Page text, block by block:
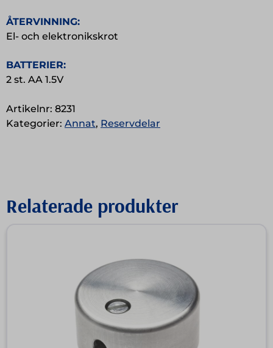
ÅTERVINNING:
El- och elektronikskrot
BATTERIER:
2 st. AA 1.5V
Artikelnr: 8231
Kategorier: Annat, Reservdelar
Relaterade produkter